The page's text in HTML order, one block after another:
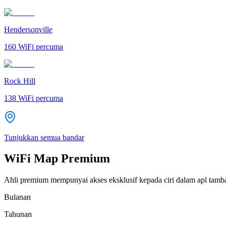
Hendersonville
160 WiFi percuma
Rock Hill
138 WiFi percuma
Tunjukkan semua bandar
WiFi Map Premium
Ahli premium mempunyai akses eksklusif kepada ciri dalam apl
Bulanan
Tahunan